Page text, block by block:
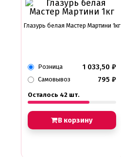
Глазурь белая Мастер Мартини 1кг
Розница 1 033,50 ₽
Самовывоз 795 ₽
Осталось 42 шт.
В корзину